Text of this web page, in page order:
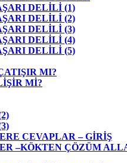
DELİLİ (1)
DELİLİ (2)
DELİLİ (3)
DELİLİ (4)
DELİLİ (5)
MI?
Mİ?
CEVAPLAR – GİRİŞ
–KÖKTEN ÇÖZÜM